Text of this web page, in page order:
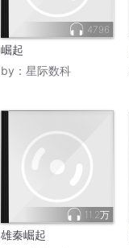
4796
崛起
by： 星际数科
11.2万
雄秦崛起